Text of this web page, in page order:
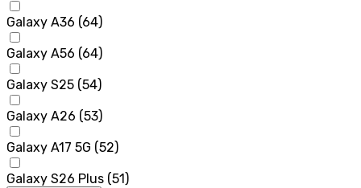
Galaxy A36 (64)
Galaxy A56 (64)
Galaxy S25 (54)
Galaxy A26 (53)
Galaxy A17 5G (52)
Galaxy S26 Plus (51 )